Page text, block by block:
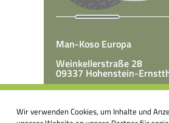
Man-Koso Europa
Weinkellerstraße 28
09337 Hohenstein-
Tel.: +49(0)3723 65 89 50
Wir verwenden Cookies, um Inhalte und